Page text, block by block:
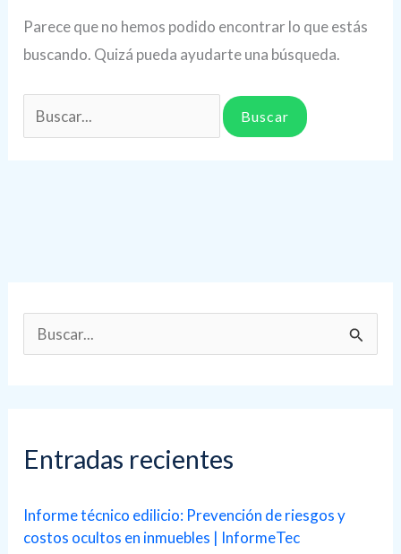
Parece que no hemos podido encontrar lo que estás
buscando. Quizá pueda ayudarte una búsqueda.
Buscar
por:
u
a
p
o
Entradas recientes
Informe técnico edilicio: Prevención de riesgos y
costos ocultos en inmuebles | InformeTec